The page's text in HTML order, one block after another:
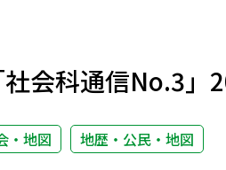
会科通信No.3」
・地図
地歴・公民・地図